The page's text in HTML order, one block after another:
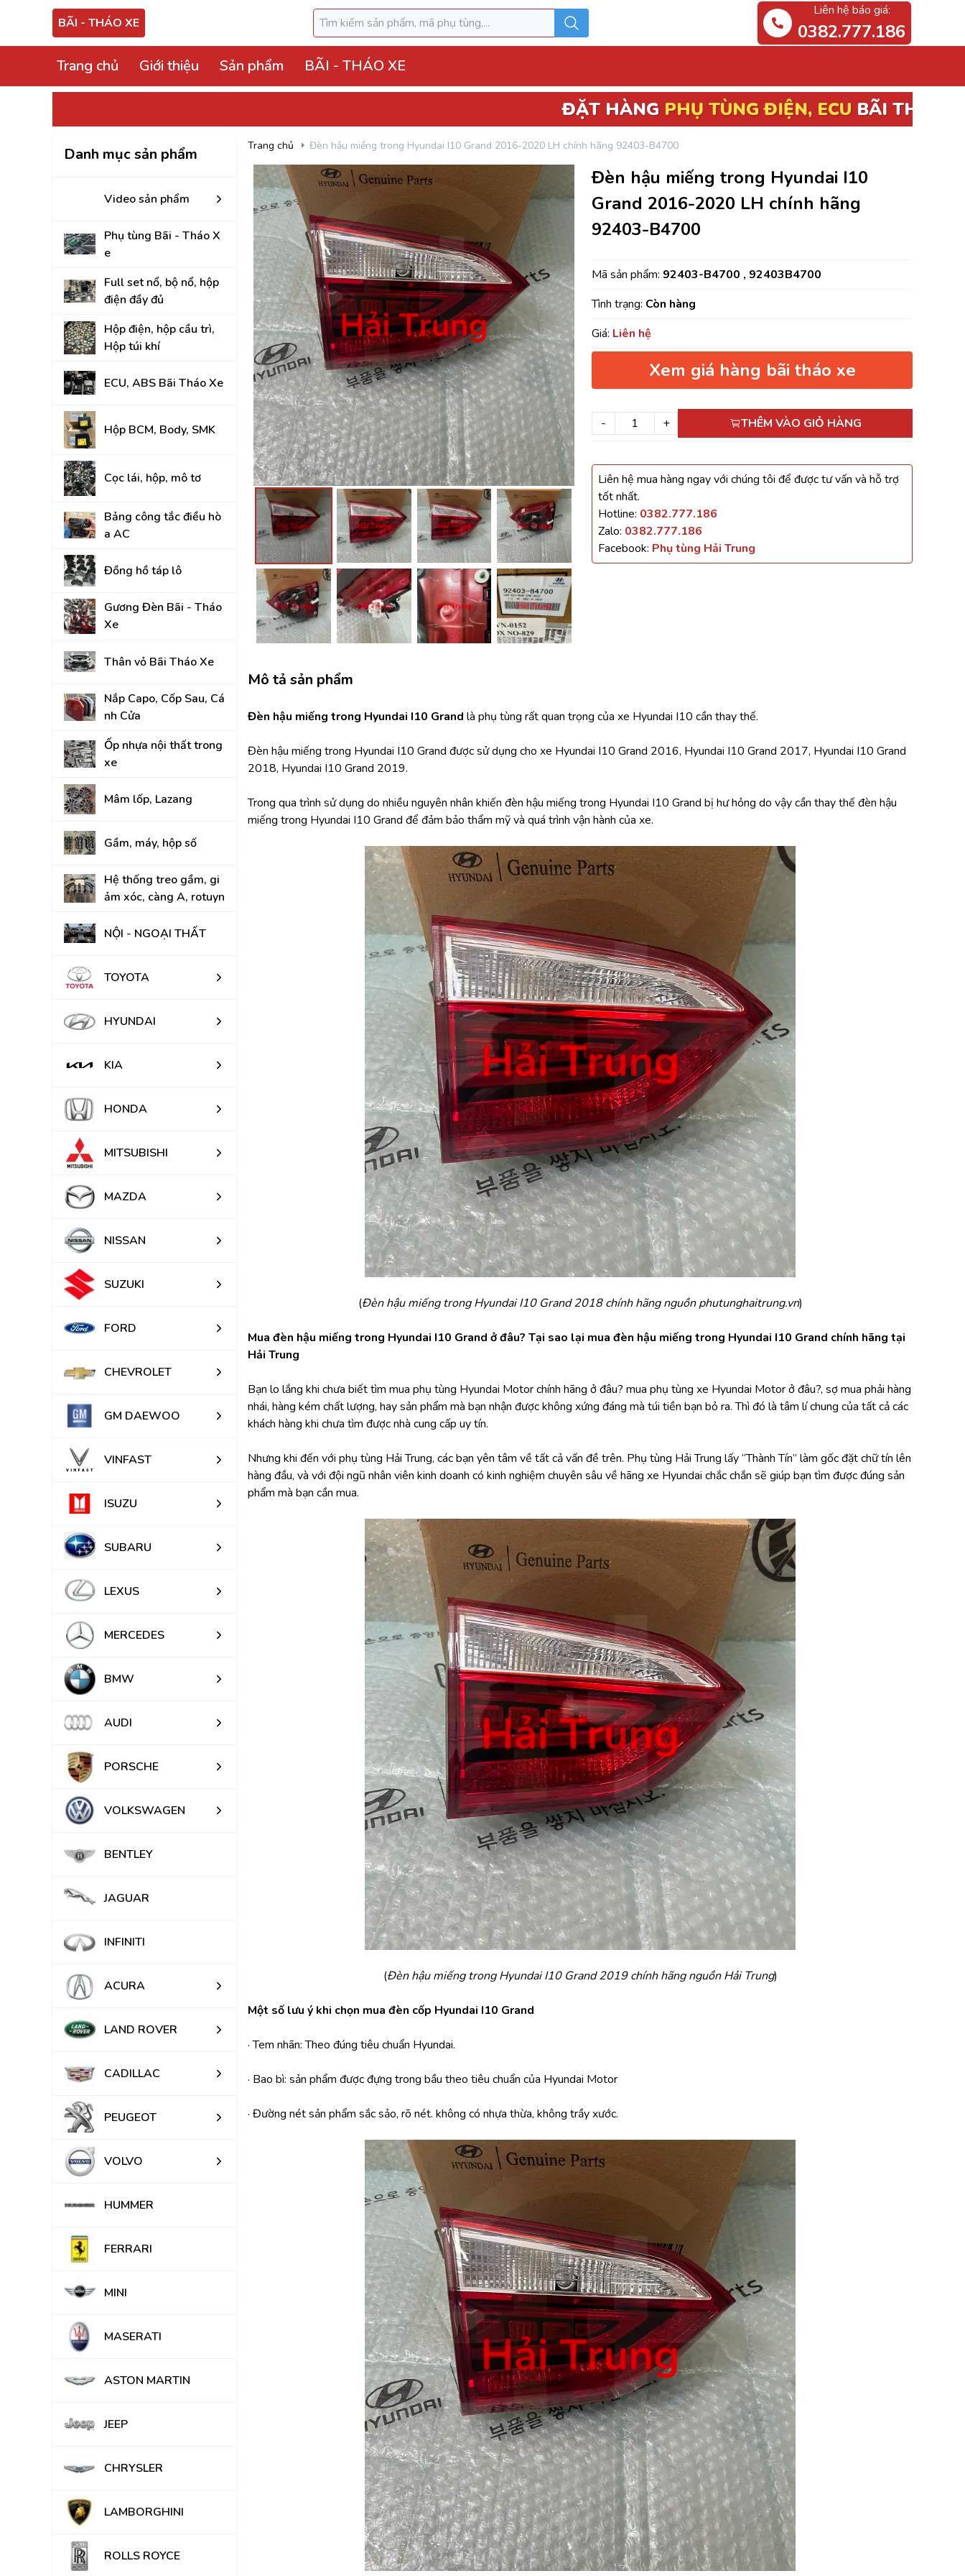
BÃI - THÁO XE
Liên hệ báo giá:
0382.777.186
Trang chủ Giới thiệu Sản phẩm
Phụ tùng Bãi - Tháo Xe
Hộp điện, hộp cầu trì, Hộp túi khí
ECU, ABS Bãi Tháo Xe
Hộp BCM, Body, SMK
Cọc lái, hộp, mô tơ
Bảng công tắc điều hòa AC
Đồng hồ táp lô
Gương Đèn Bãi - Tháo Xe
Thân vỏ Bãi Tháo Xe
Nắp Capo, Cốp Sau, Cánh Cửa
Ốp nhựa nội thất trong xe
Mâm lốp, Lazang
Gầm, máy, hộp số
Hệ thống treo gầm, giảm xóc, càng
A, rotuyn
NỘI - NGOẠI THẤT
TOYOTA
HYUNDAI
BÃI - THÁO XE
PHỤ TÙNG ĐIỆN, ECUBÃI THÁO XE GIÁ RẺ
Danh mục sản phẩm
Video sản phẩm
Phụ tùng Bãi - Tháo X
e
Full set nổ, bộ nổ, hộp
điện đầy đủ
Hộp điện, hộp cầu trì,
Hộp túi khí
ECU, ABS Bãi Tháo Xe
Hộp BCM, Body, SMK
Cọc lái, hộp, mô tơ
Bảng công tắc điều hò
a AC
Đồng hồ táp lô
Gương Đèn Bãi - Tháo
Xe
Thân vỏ Bãi Tháo Xe
Nắp Capo, Cốp Sau, Cá
nh Cửa
Ốp nhựa nội thất trong
xe
Mâm lốp, Lazang
Gầm, máy, hộp số
Hệ thống treo gầm, gi
ảm xóc, càng A, rotuyn
NỘI - NGOẠI THẤT
TOYOTA
HYUNDAI
KIA
HONDA
MITSUBISHI
MAZDA
NISSAN
SUZUKI
FORD
CHEVROLET
GM DAEWOO
VINFAST
ISUZU
SUBARU
LEXUS
MERCEDES
BMW
AUDI
PORSCHE
VOLKSWAGEN
BENTLEY
JAGUAR
INFINITI
ACURA
LAND ROVER
CADILLAC
PEUGEOT
VOLVO
HUMMER
FERRARI
MINI
MASERATI
ASTON MARTIN
JEEP
CHRYSLER
LAMBORGHINI
ROLLS ROYCE
Trang chủ Đèn hậu miếng trong Hyundai I10 Grand 2016-2020 LH chính hãng 92403-B4700
Đèn hậu miếng trong Hyundai I10
Grand 2016-2020 LH chính hãng
92403-B4700
Mã sản phẩm: 92403-B4700 , 92403B4700
Tình trạng: Còn hàng
Giá: Liên hệ
Xem giá hàng bãi tháo xe
- + THÊM VÀO GIỎ HÀNG
Liên hệ mua hàng ngay với chúng tôi để được tư vấn và hỗ trợ
tốt nhất.
Hotline: 0382.777.186
Zalo: 0382.777.186
Facebook: Phụ tùng Hải Trung
Mô tả sản phẩm
Đèn hậu miếng trong Hyundai I10 Grand là phụ tùng rất quan trọng của xe Hyundai I10 cần thay thế.
Đèn hậu miếng trong Hyundai I10 Grand được sử dụng cho xe Hyundai I10 Grand 2016, Hyundai I10 Grand 2017, Hyundai I10 Grand
2018, Hyundai I10 Grand 2019.
Trong qua trình sử dụng do nhiều nguyên nhân khiến đèn hậu miếng trong Hyundai I10 Grand bị hư hỏng do vậy cần thay thế đèn hậu
miếng trong Hyundai I10 Grand để đảm bảo thẩm mỹ và quá trình vận hành của xe.
(Đèn hậu miếng trong Hyundai I10 Grand 2018 chính hãng nguồn phutunghaitrung.vn)
Mua đèn hậu miếng trong Hyundai I10 Grand ở đâu? Tại sao lại mua đèn hậu miếng trong Hyundai I10 Grand chính hãng tại
Hải Trung
Bạn lo lắng khi chưa biết tìm mua phụ tùng Hyundai Motor chính hãng ở đâu? mua phụ tùng xe Hyundai Motor ở đâu?, sợ mua phải hàng
nhái, hàng kém chất lượng, hay sản phẩm mà bạn nhận được không xứng đáng mà túi tiền bạn bỏ ra. Thì đó là tâm lí chung của tất cả các
khách hàng khi chưa tìm được nhà cung cấp uy tín.
Nhưng khi đến với phụ tùng Hải Trung, các bạn yên tâm về tất cả vấn đề trên. Phụ tùng Hải Trung lấy “Thành Tín” làm gốc đặt chữ tín lên
hàng đầu, và với đội ngũ nhân viên kinh doanh có kinh nghiệm chuyên sâu về hãng xe Hyundai chắc chắn sẽ giúp bạn tìm được đúng sản
phẩm mà bạn cần mua.
(Đèn hậu miếng trong Hyundai I10 Grand 2019 chính hãng nguồn Hải Trung)
Một số lưu ý khi chọn mua đèn cốp Hyundai I10 Grand
· Tem nhãn: Theo đúng tiêu chuẩn Hyundai.
· Bao bì: sản phẩm được đựng trong bầu theo tiêu chuẩn của Hyundai Motor
· Đường nét sản phẩm sắc sảo, rõ nét. không có nhựa thừa, không trầy xước.